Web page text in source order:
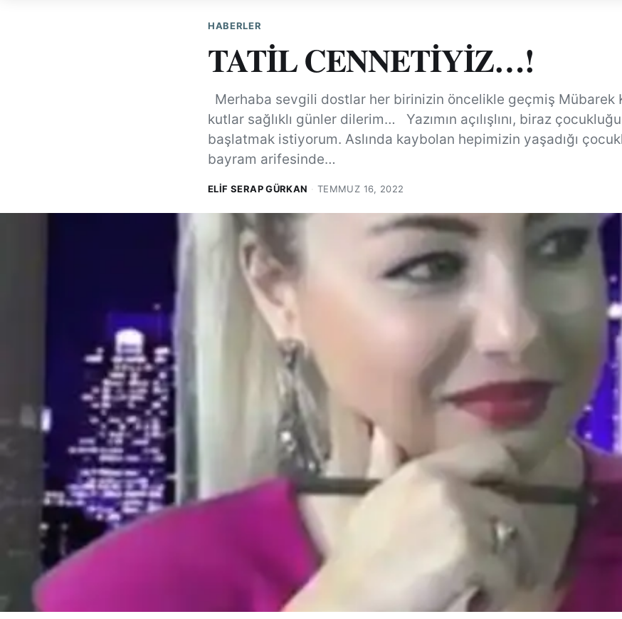
HABERLER
TATİL CENNETİYİZ…!
Merhaba sevgili dostlar her birinizin öncelikle geçmiş Mübarek
kutlar sağlıklı günler dilerim… Yazımın açılışlını, biraz
başlatmak istiyorum. Aslında kaybolan hepimizin yaşadığı
bayram arifesinde…
ELIF SERAP GÜRKAN · TEMMUZ 16, 2022